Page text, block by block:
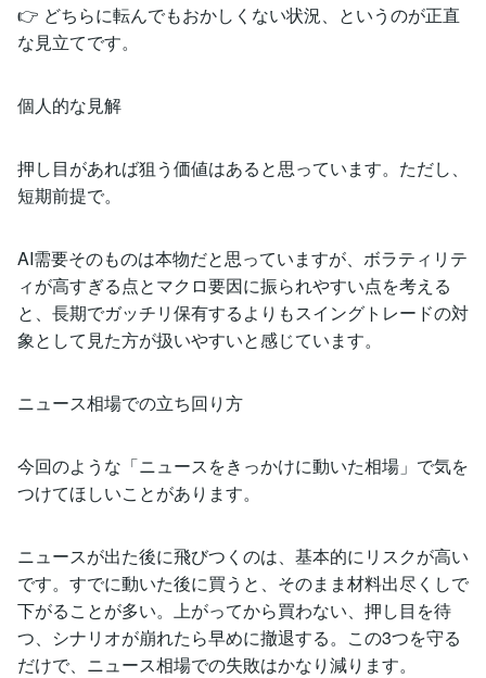
👉 どちらに転んでもおかしくない状況、というのが正直
な見立てです。
個人的な見解
押し目があれば狙う価値はあると思っています。ただし、
短期前提で。
AI需要そのものは本物だと思っていますが、ボラティリテ
ィが高すぎる点とマクロ要因に振られやすい点を考える
と、長期でガッチリ保有するよりもスイングトレードの対
象として見た方が扱いやすいと感じています。
ニュース相場での立ち回り方
今回のような「ニュースをきっかけに動いた相場」で気を
つけてほしいことがあります。
ニュースが出た後に飛びつくのは、基本的にリスクが高い
です。すでに動いた後に買うと、そのまま材料出尽くしで
下がることが多い。上がってから買わない、押し目を待
つ、シナリオが崩れたら早めに撤退する。この3つを守る
だけで、ニュース相場での失敗はかなり減ります。